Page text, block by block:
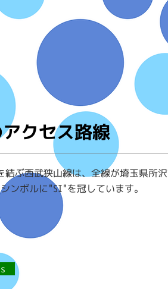
西武狭山線とは
結ぶ西武狭山線は、全線が埼玉県所
ンボルに"SI"を冠しています。
クセス路線